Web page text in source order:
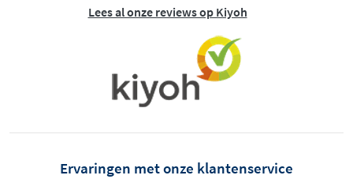
Lees al onze reviews op Kiyoh
Ervaringen met onze klantenservice